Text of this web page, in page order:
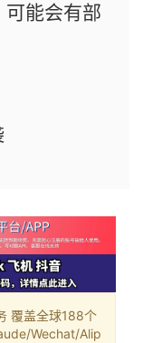
能会有部
覆盖全球188个
Wechat/Alip